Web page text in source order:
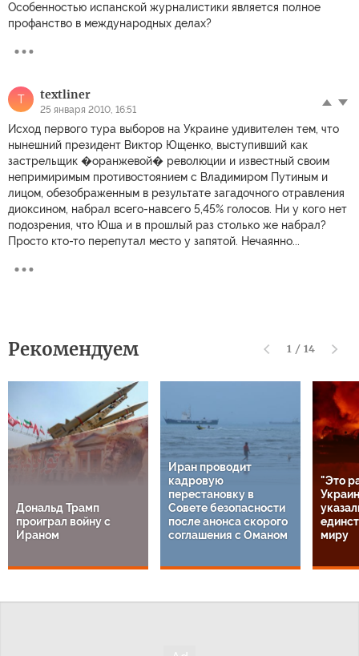
Особенностью испанской журналистики является полное
профанство в международных делах?
T textliner
25 января 2010, 16:51
Исход первого тура выборов на Украине удивителен тем, что
нынешний президент Виктор Ющенко, выступивший как
застрельщик �оранжевой� революции и известный своим
непримиримым противостоянием с Владимиром Путиным и
лицом, обезображенным в результате загадочного отравления
диоксином, набрал всего-навсего 5,45% голосов. Ни у кого нет
подозрения, что Юша и в прошлый раз столько же набрал?
Просто кто-то перепутал место у запятой. Нечаянно...
Рекомендуем 1 / 14
Дональд Трамп
проиграл войну с
Ираном
Иран проводит
кадровую
перестановку в
Совете безопасности
после анонса скорого
соглашения с Оманом
"Это
миру